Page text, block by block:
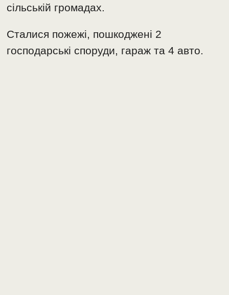
сільській громадах.
Сталися пожежі, пошкоджені 2
господарські споруди, гараж та 4 авто.